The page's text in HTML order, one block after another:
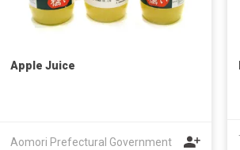
Apple Juice
Aomori Prefectural Government